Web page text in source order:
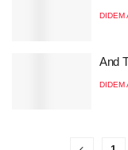
DIDEM
And
DIDEM